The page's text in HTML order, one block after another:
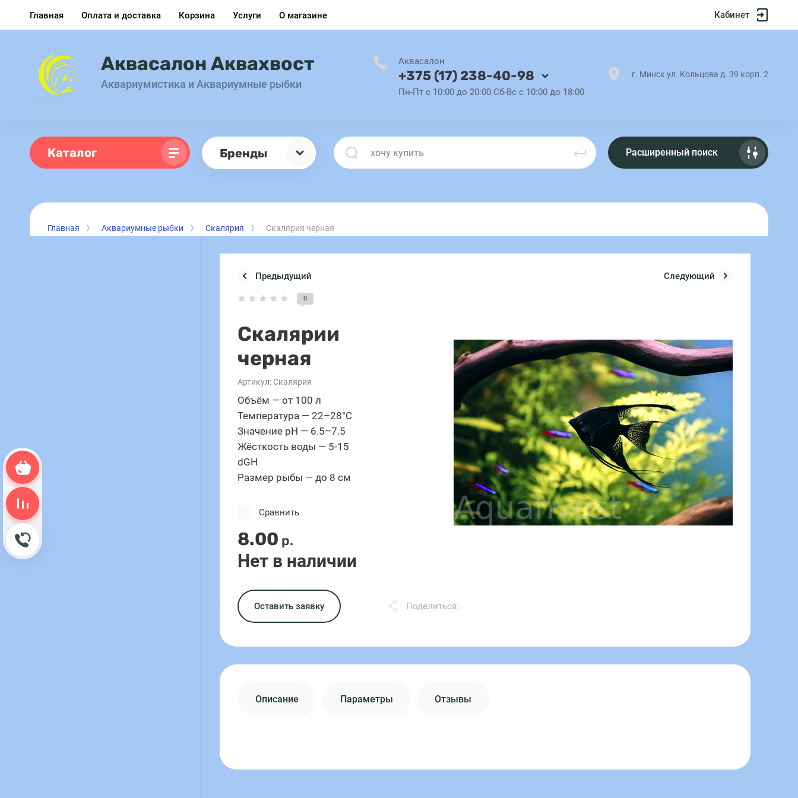
Корзина пуста
Обратный звонок
Главная Оплата и доставка Корзина Услуги О магазине Кабинет
Аквасалон Аквахвост
Аквариумистика и Аквариумные рыбки
Аквасалон
+375 (17) 238-40-98
Пн-Пт с 10:00 до 20:00 Сб-Вс с 10:00 до 18:00
г. Минск ул. Кольцова д. 39 корп. 2
Каталог Бренды Расширенный поиск
Главная Аквариумные рыбки Скалярия Скалярия черная
Предыдущий Следующий
0
Скалярии
черная
Артикул: Скалярия
Объём — от 100 л
Температура — 22–28°C
Значение pH — 6.5–7.5
Жёсткость воды — 5-15
dGH
Размер рыбы — до 8 см
8.00 р.
Нет в наличии
Сравнить
Оставить заявку Поделиться:
Описание Параметры Отзывы